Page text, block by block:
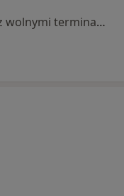
Brak dostępnych specjalistów z wolnymi terminami w tym centrum medycznym.